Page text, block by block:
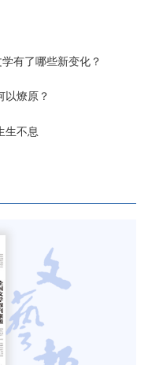
有了哪些新变化？
以燎原？
生不息